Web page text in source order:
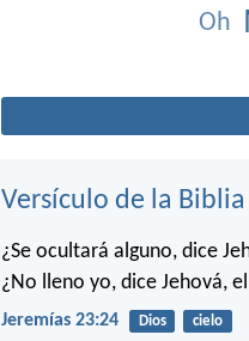
Oh
Versículo de la
¿Se ocultará alguno, dice
¿No lleno yo, dice Jehová,
Jeremías 23:24 Dios cielo